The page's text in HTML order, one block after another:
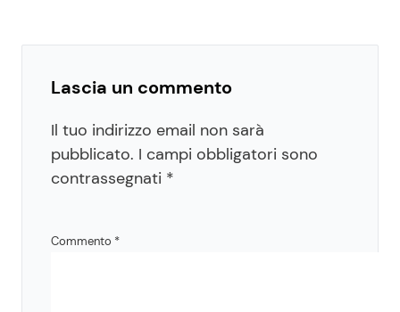
Lascia un commento
Il tuo indirizzo email non sarà
pubblicato. I campi obbligatori sono
contrassegnati *
Commento *